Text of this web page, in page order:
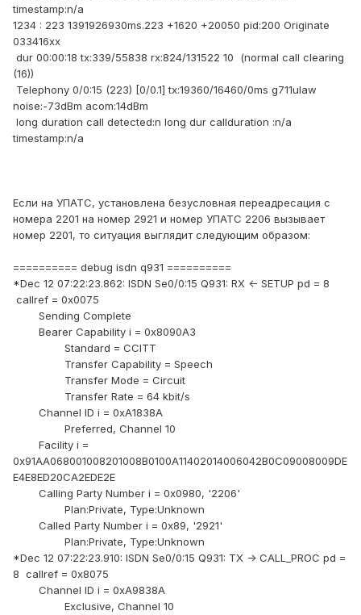
timestamp:n/a
1234 : 223 1391926930ms.223 +1620 +20050 pid:200 Originate
033416xx
dur 00:00:18 tx:339/55838 rx:824/131522 10 (normal call clearing
(16))
Telephony 0/0:15 (223) [0/0.1] tx:19360/16460/0ms g711ulaw
noise:-73dBm acom:14dBm
long duration call detected:n long dur callduration :n/a
timestamp:n/a
Если на УПАТС, установлена безусловная переадресация с
номера 2201 на номер 2921 и номер УПАТС 2206 вызывает
номер 2201, то ситуация выглядит следующим образом:
========== debug isdn q931 ==========
*Dec 12 07:22:23.862: ISDN Se0/0:15 Q931: RX <- SETUP pd = 8
callref = 0x0075
Sending Complete
Bearer Capability i = 0x8090A3
Standard = CCITT
Transfer Capability = Speech
Transfer Mode = Circuit
Transfer Rate = 64 kbit/s
Channel ID i = 0xA1838A
Preferred, Channel 10
Facility i =
0x91AA068001008201008B0100A11402014006042B0C09008009DE
E4E8ED20CA2EDE2E
Calling Party Number i = 0x0980, '2206'
Plan:Private, Type:Unknown
Called Party Number i = 0x89, '2921'
Plan:Private, Type:Unknown
*Dec 12 07:22:23.910: ISDN Se0/0:15 Q931: TX -> CALL_PROC pd =
8 callref = 0x8075
Channel ID i = 0xA9838A
Exclusive, Channel 10